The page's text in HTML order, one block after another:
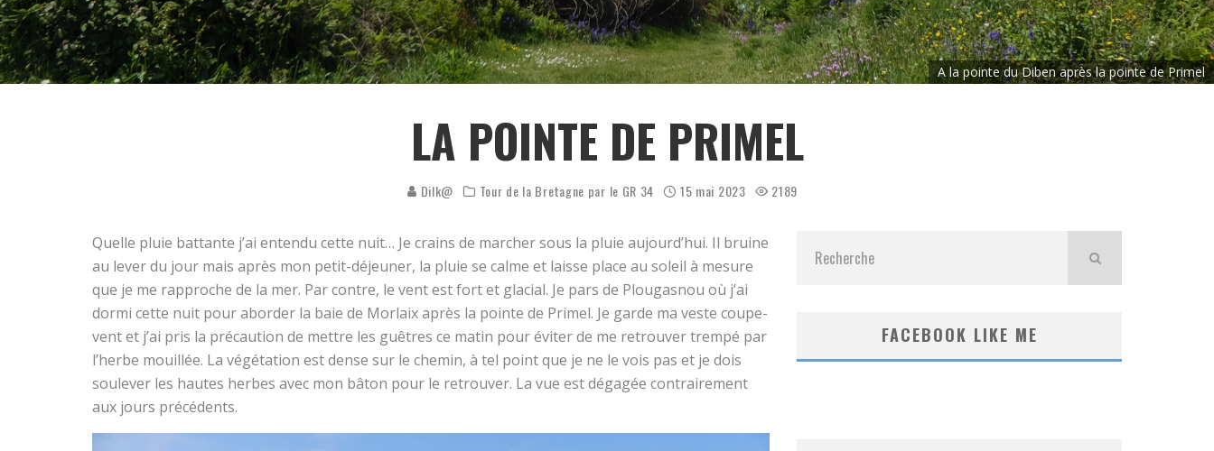
A la pointe du Diben après la pointe de Primel
LA POINTE DE PRIMEL
Dilk@ Tour de la Bretagne par le GR 34 15 mai 2023 2189
Quelle pluie battante j’ai entendu cette nuit… Je crains de marcher sous la pluie aujourd’hui. Il bruine
au lever du jour mais après mon petit-déjeuner, la pluie se calme et laisse place au soleil à mesure
que je me rapproche de la mer. Par contre, le vent est fort et glacial. Je pars de Plougasnou où j’ai
dormi cette nuit pour aborder la baie de Morlaix après la pointe de Primel. Je garde ma veste coupe-
vent et j’ai pris la précaution de mettre les guêtres ce matin pour éviter de me retrouver trempé par
l’herbe mouillée. La végétation est dense sur le chemin, à tel point que je ne le vois pas et je dois
soulever les hautes herbes avec mon bâton pour le retrouver. La vue est dégagée contrairement
aux jours précédents.
FACEBOOK LIKE ME